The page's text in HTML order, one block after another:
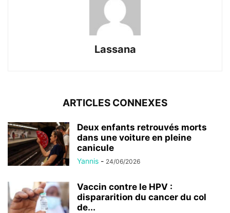
Lassana
ARTICLES CONNEXES
Deux enfants retrouvés morts
dans une voiture en pleine
canicule
Yannis - 24/06/2026
Vaccin contre le HPV :
dispararition du cancer du col
de...